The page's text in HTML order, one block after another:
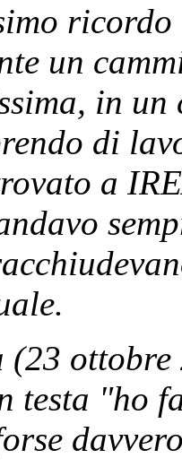
un
in un
di
a
(23
testa "ho